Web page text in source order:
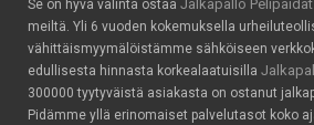
Se on hyvä valinta ostaa Jalkapallo Pelipaidat
meiltä. Yli 6 vuoden kokemuksella
vähittäismyymälöistämme sähköiseen
edullisesta hinnasta korkealaatuisilla
300000 tyytyväistä asiakasta on ostanut
Pidämme yllä erinomaiset palvelutasot koko